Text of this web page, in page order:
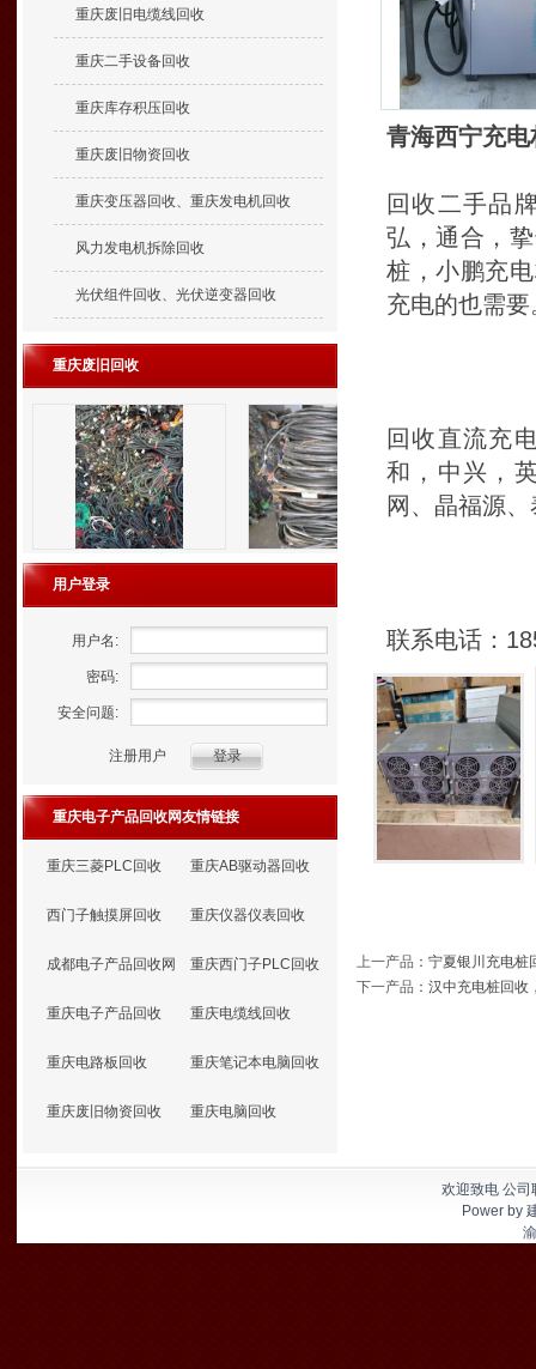
重庆废旧电缆线回收
重庆二手设备回收
重庆库存积压回收
重庆废旧物资回收
重庆变压器回收、重庆发电机回收
风力发电机拆除回收
光伏组件回收、光伏逆变器回收
重庆废旧回收
用户登录
用户名:
密码:
安全问题:
注册用户
重庆电子产品回收网友情链接
重庆三菱PLC回收 重庆AB驱动器回收
西门子触摸屏回收 重庆仪器仪表回收
成都电子产品回收网 重庆西门子PLC回收
重庆电子产品回收 重庆电缆线回收
重庆电路板回收 重庆笔记本电脑回收
重庆废旧物资回收 重庆电脑回收
青海西宁充
回收二手品
弘，通合，
桩，小鹏充
充电的也需
回收直流充
和，中兴，
网、晶福源
联系电话：
上一产品 ： 宁夏银川充电桩
下一产品 ： 汉中充电桩回收
欢迎致电 公
Power by